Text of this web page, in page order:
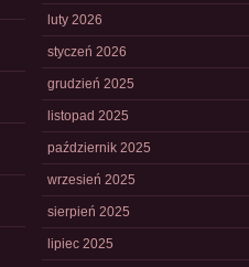
luty 2026
styczeń 2026
grudzień 2025
listopad 2025
październik 2025
wrzesień 2025
sierpień 2025
lipiec 2025